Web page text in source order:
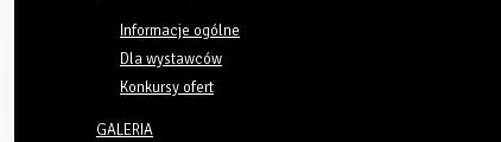
Informacje ogólne
Dla wystawców
Konkursy ofert
GALERIA